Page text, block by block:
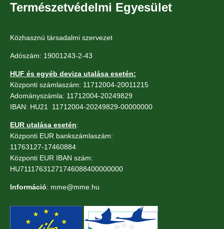
Természetvédelmi Egyesület
Közhasznú társadalmi szervezet
Adószám: 19001243-2-43
HUF és egyéb deviza utalása esetén:
Központi számlaszám: 11712004-20011215
Adományszámla: 11712004-20249829
IBAN: HU21 11712004-20249829-00000000
EUR utalása esetén:
Központi EUR bankszámlaszám:
11763127-17460884
Központi EUR IBAN szám:
HU71117631271746088400000000
Információ: mme@mme.hu